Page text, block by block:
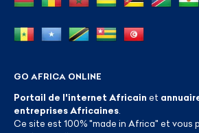
GO AFRICA ONLINE
Portail de l'internet Africain et
entreprises Africaines
Ce site est 100% "made in Africa" et vous